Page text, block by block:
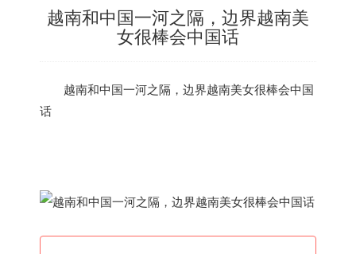
越南和中国一河之隔，边界越南美
女很棒会中国话
越南和中国一河之隔，边界越南美女很棒会中国
话